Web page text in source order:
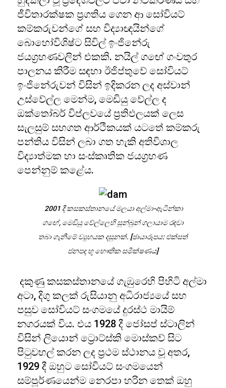
ජීවිතාරක්ෂක ප්‍රගතිය ගෙන ආ සෝවියට්
කම්කරුවන්ගේ සහ විද්‍යාඥයින්ගේ
බොහෝවිශිෂ්ට සිවිල් ඉංජිනේරු
ජයග්‍රහණවලින් එකකි. නයිල් ගඟේ ගංවතුර
පාලනය කිරීම සඳහා ඊජිප්තුවේ සෝවියට්
ඉංජිනේරුවන් විසින් ඉදිකරන ලද අස්වාන්
උස්වේල්ල මෙන්ම, මෙඩියු වේල්ල ද
ඔක්තෝබර් විප්ලවයේ ප්‍රතිඵලයක් ලෙස
සැලසුම් සහගත ආර්ථිකයක් යටතේ කම්කරු
පන්තිය විසින් ලබා ගත හැකි අතිවිශාල
විද්‍යාත්මක හා සංස්කෘතික ජයග්‍රහණ
පෙන්නුම් කළේය.
2001 දී කසකස්තානයේ මලයා අල්මා-ඇටින්කා
ගඟේ, මෙඩියු වේල්ලෙහි සුන්බුන් ගලායාම රඳවා
තබා ගැනීමේ ව්‍යුහයක දසුනක්. [ඡායාරූපය: එක්සත්
ජනපද භූ භෞතික සමීක්ෂණය]
දකුණු කසකස්තානයේ ගැඹුරෙහි පිහිටි අල්මා
අටා, දිගු කලක් රුසියානු අධිරාජ්‍යයේ සහ
පසුව සෝවියට් සංගමයේ දුරස්ථ මායිම්
නගරයක් විය. එය 1928 දී ජෝසප් ස්ටාලින්
විසින් ලියොන් ට්‍රොට්ස්කි මොස්කව් සිට
පිටුවහල් කරන ලද ප්‍රථම ස්ථානය වූ අතර,
1929 දී ඔහුට සෝවියට් සංගමයෙන්
සම්පූර්ණයෙන්ම නෙරපා හරින තෙක් ඔහු